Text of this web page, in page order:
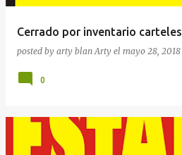
Cerrado por inventario carteles
posted by arty blanArty el mayo 28, 2018
0